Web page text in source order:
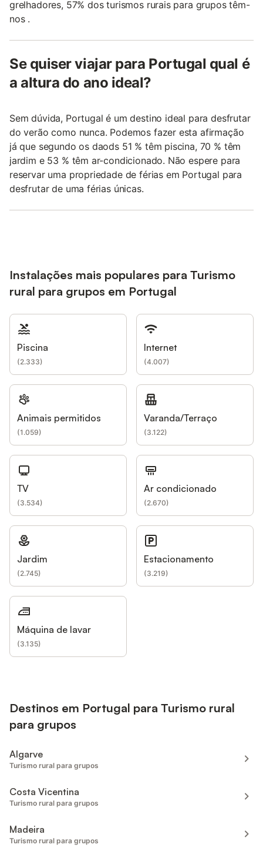
grelhadores, 57% dos turismos rurais para grupos têm-
nos .
Se quiser viajar para Portugal qual é
a altura do ano ideal?
Sem dúvida, Portugal é um destino ideal para desfrutar
do verão como nunca. Podemos fazer esta afirmação
já que segundo os daods 51 % têm piscina, 70 % têm
jardim e 53 % têm ar-condicionado. Não espere para
reservar uma propriedade de férias em Portugal para
desfrutar de uma férias únicas.
Instalações mais populares para Turismo
rural para grupos em Portugal
Piscina
(2.333)
Internet
(4.007)
Animais permitidos
(1.059)
Varanda/Terraço
(3.122)
TV
(3.534)
Ar condicionado
(2.670)
Jardim
(2.745)
Estacionamento
(3.219)
Máquina de lavar
(3.135)
Destinos em Portugal para Turismo rural
para grupos
Algarve
Turismo rural para grupos
Costa Vicentina
Turismo rural para grupos
Madeira
Turismo rural para grupos